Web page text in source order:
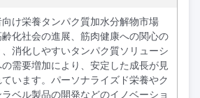
け栄養タンパク質加水分解物市場
齢化社会の進展、筋肉健康への関心の
消化しやすいタンパク質ソリューシ
の需要増加により、安定した成長が見
います。パーソナライズド栄養やク
ラベル製品の開発などのイノベーショ